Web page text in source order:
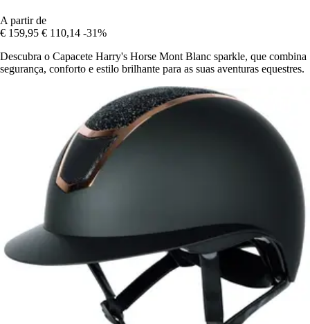
A partir de
€ 159,95 € 110,14 -31%
Descubra o Capacete Harry's Horse Mont Blanc sparkle, que combina
segurança, conforto e estilo brilhante para as suas aventuras equestres.